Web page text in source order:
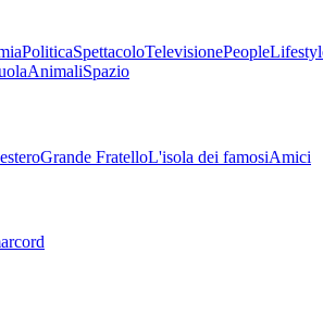
PoliticaSpettacoloTelevisionePeople
AnimaliSpazio
Grande FratelloL'isola dei famosiAmici